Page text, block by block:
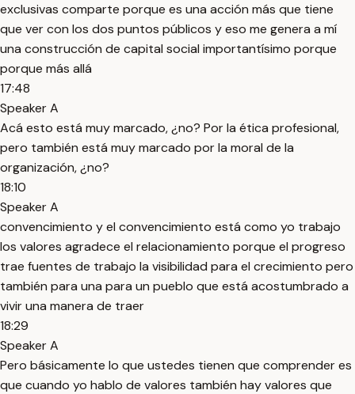
exclusivas comparte porque es una acción más que tiene
que ver con los dos puntos públicos y eso me genera a mí
una construcción de capital social importantísimo porque
porque más allá
17:48
Speaker A
Acá esto está muy marcado, ¿no? Por la ética profesional,
pero también está muy marcado por la moral de la
organización, ¿no?
18:10
Speaker A
convencimiento y el convencimiento está como yo trabajo
los valores agradece el relacionamiento porque el progreso
trae fuentes de trabajo la visibilidad para el crecimiento pero
también para una para un pueblo que está acostumbrado a
vivir una manera de traer
18:29
Speaker A
Pero básicamente lo que ustedes tienen que comprender es
que cuando yo hablo de valores también hay valores que